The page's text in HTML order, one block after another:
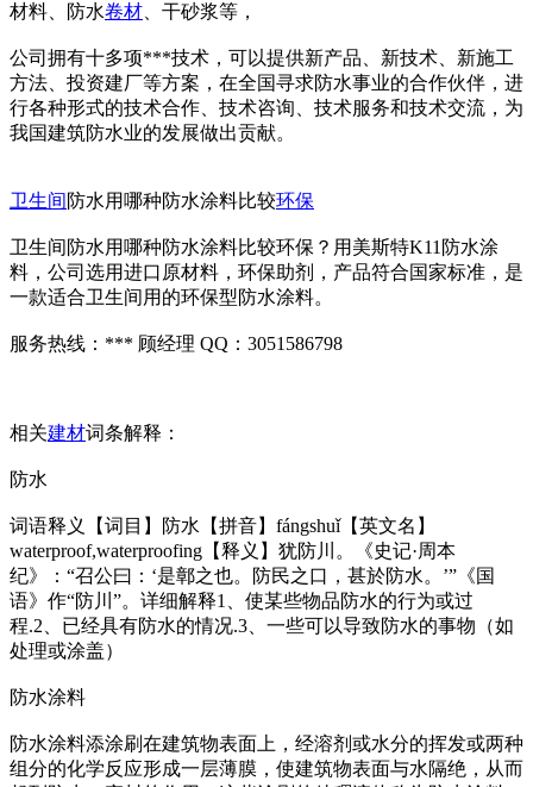
材料、防水卷材 、干砂浆等，
公司拥有十多项***技术，可以提供新产品、新技术、新施工
方法、投资建厂等方案，在全国寻求防水事业的合作伙伴，进
行各种形式的技术合作、技术咨询、技术服务和技术交流，为
我国建筑防水业的发展做出贡献。
卫生间 防水用哪种防水涂料比较环保
卫生间防水用哪种防水涂料比较环保？用美斯特K11防水涂
料，公司选用进口原材料，环保助剂，产品符合国家标准，是
一款适合卫生间用的环保型防水涂料。
服务热线：*** 顾经理 QQ：3051586798
相关建材词条解释：
防水
词语释义【词目】防水【拼音】fángshuǐ【英文名】
waterproof,waterproofing【释义】犹防川。《史记·周本
纪》：“召公曰：‘是鄣之也。防民之口，甚於防水。’”《国
语》作“防川”。详细解释1、使某些物品防水的行为或过
程.2、已经具有防水的情况.3、一些可以导致防水的事物（如
处理或涂盖）
防水涂料
防水涂料添涂刷在建筑物表面上，经溶剂或水分的挥发或两种
组分的化学反应形成一层薄膜，使建筑物表面与水隔绝，从而